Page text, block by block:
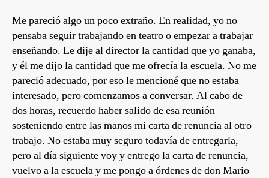
Me pareció algo un poco extraño. En realidad, yo no
pensaba seguir trabajando en teatro o empezar a trabajar
enseñando. Le dije al director la cantidad que yo ganaba,
y él me dijo la cantidad que me ofrecía la escuela. No me
pareció adecuado, por eso le mencioné que no estaba
interesado, pero comenzamos a conversar. Al cabo de
dos horas, recuerdo haber salido de esa reunión
sosteniendo entre las manos mi carta de renuncia al otro
trabajo. No estaba muy seguro todavía de entregarla,
pero al día siguiente voy y entrego la carta de renuncia,
vuelvo a la escuela y me pongo a órdenes de don Mario